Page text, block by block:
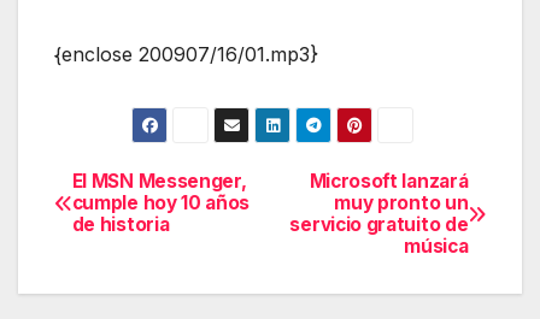
{enclose 200907/16/01.mp3}
Navegación
de
entradas
Microsoft lanzará
muy pronto un
servicio gratuito de
música
El MSN Messenger,
cumple hoy 10 años
de historia